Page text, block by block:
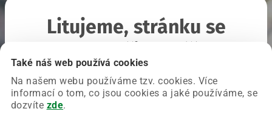
Také náš web používá cookies
Na našem webu používáme tzv. cookies. Více
informací o tom, co jsou cookies a jaké používáme, se
dozvíte zde.
Litujeme, stránku se
Chyba nastala na naší straně a už ji opravujeme.
Zkuste prosím znovu načíst požadovanou stránku.